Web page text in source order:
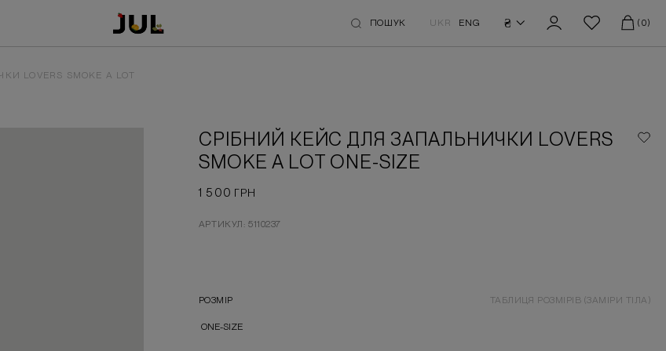
ПОШУК UKR ENG ₴ (0)
LOVERS SMOKE A LOT
СРІБНИЙ КЕЙС ДЛЯ ЗАПАЛЬНИЧКИ LOVERS
SMOKE A LOT ONE-SIZE
1 500 ГРН
АРТИКУЛ: 5110237
РОЗМІР
ONE-SIZE
ТАБЛИЦЯ РОЗМІРІВ (ЗАМІРИ ТІЛА)